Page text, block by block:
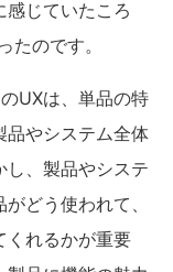
じていたころ
たのです。
UXは、単品の特
品やシステム全体
し、製品やシステ
どう使われて、
くれるかが重要